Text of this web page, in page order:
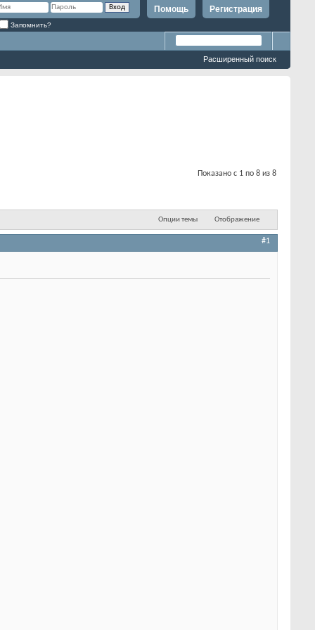
Регистрация
Помощь
Запомнить?
Расширенный поиск
Показано с 1 по 8 из 8
Опции темы Отображение
#1